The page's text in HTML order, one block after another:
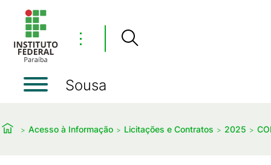
⋮
Sousa
Acesso à Informação Licitações e Contratos 2025